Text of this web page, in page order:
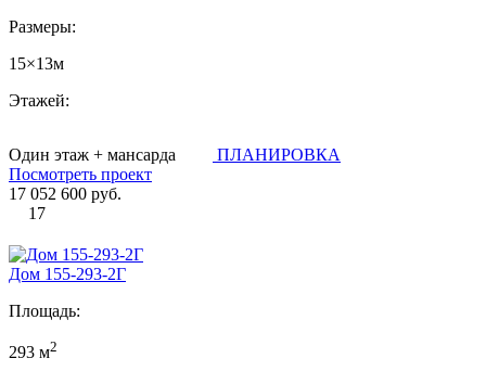
Размеры:
15×13м
Этажей:
Один этаж + мансарда
ПЛАНИРОВКА
Посмотреть проект
17 052 600 руб.
17
Дом 155-293-2Г
Площадь:
293 м2